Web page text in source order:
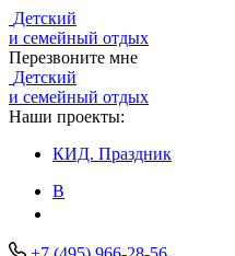
Детский
и семейный отдых
Перезвоните мне
Детский
и семейный отдых
Наши проекты:
КИД. Праздник
В